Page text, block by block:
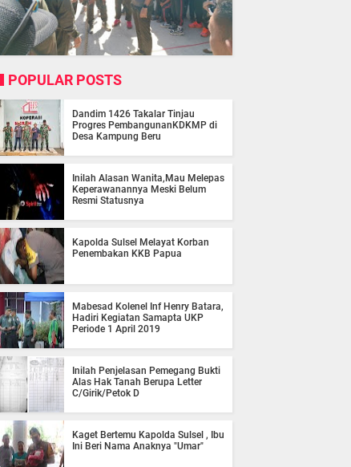
POPULAR POSTS
Dandim 1426 Takalar Tinjau
Progres PembangunanKDKMP di
Desa Kampung Beru
Inilah Alasan Wanita,Mau Melepas
Keperawanannya Meski Belum
Resmi Statusnya
Kapolda Sulsel Melayat Korban
Penembakan KKB Papua
Mabesad Kolenel Inf Henry Batara,
Hadiri Kegiatan Samapta UKP
Periode 1 April 2019
Inilah Penjelasan Pemegang Bukti
Alas Hak Tanah Berupa Letter
C/Girik/Petok D
Kaget Bertemu Kapolda Sulsel , Ibu
Ini Beri Nama Anaknya "Umar"